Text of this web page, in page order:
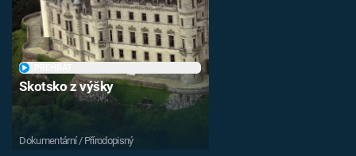
Skotsko z výšky
Dokumentární / Přírodopisný